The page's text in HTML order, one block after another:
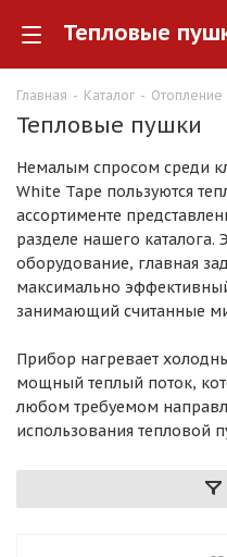
Тепловые
Главная - Каталог - Отопление
Тепловые пушки
Немалым спросом среди
White Tape пользуются
ассортименте
разделе нашего каталога.
оборудование, главная
максимально
занимающий считанные
Прибор нагревает
мощный теплый поток,
любом требуемом
использования тепловой